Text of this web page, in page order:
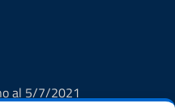
al 5/7/2021